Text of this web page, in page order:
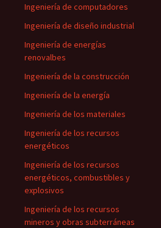
Ingeniería de computadores
Ingeniería de diseño industrial
Ingeniería de energías
renovalbes
Ingeniería de la construcción
Ingeniería de la energía
Ingeniería de los materiales
Ingeniería de los recursos
energéticos
Ingeniería de los recursos
energéticos, combustibles y
explosivos
Ingeniería de los recursos
mineros y obras subterráneas